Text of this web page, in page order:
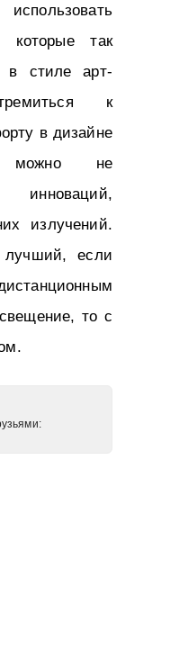
которые так
в стиле арт-
к
в дизайне
можно не
инноваций,
излучений.
лучший, если
то с